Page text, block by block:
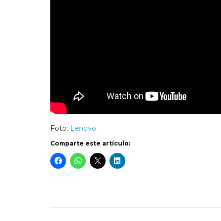
Foto: Lenovo
Comparte este artículo: